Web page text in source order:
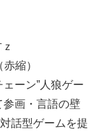
縮）
ーン”人狼ゲー
参画・言語の壁
話型ゲームを提